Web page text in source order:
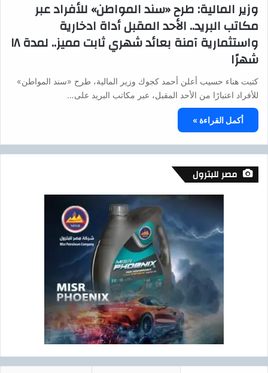
وزير المالية: طرح «سند المواطن» للأفراد عبر
مكاتب البريد.. الأحد المقبل أداة ادخارية
واستثمارية آمنة بعائد شهري ثابت مميز.. لمدة ١٨
شهرًا
كتبت هناء حسيب أعلن أحمد كجوك وزير المالية، طرح «سند المواطن»
للأفراد اعتبارًا من الأحد المقبل، عبر مكاتب البريد على…
أكمل القراءة »
مصر للبترول